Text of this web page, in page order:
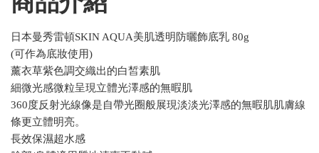
日本曼秀雷頓SKIN AQUA美肌透明防曬飾底乳 80g
(可作為底妝使用)
薰衣草紫色調交織出的白皙素肌
細微光感微粒呈現立體光澤感的無暇肌
360度反射光線像是自帶光圈般展現淡淡光澤感的無暇肌肌膚線
條更立體明亮。
長效保濕超水感